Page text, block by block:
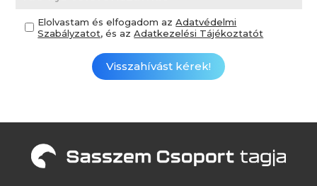
Elolvastam és elfogadom azAdatvédelmi
Szabályzatot, és azAdatkezelési Tájékoztatót